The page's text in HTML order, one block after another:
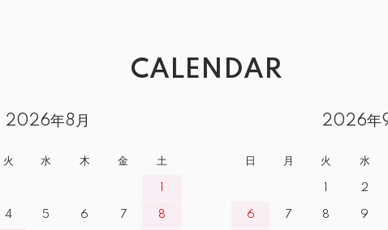
CALENDAR
2026年8月
火 水 木 金 土
4 5 6 7 8
2026年
日 月 火 水
2
6 7 8 9